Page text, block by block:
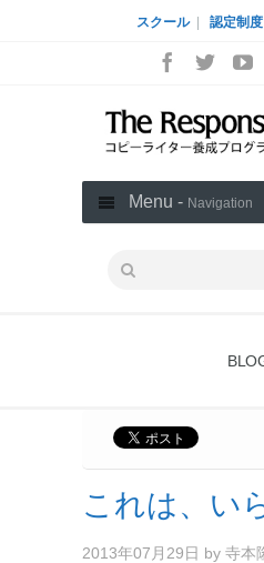
スクール 認定制度
Menu - Navigation
これは、い
2013年07月29日 by 寺本